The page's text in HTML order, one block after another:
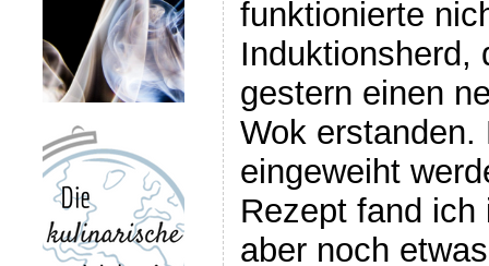
funktionierte
Induktionsherd,
gestern einen
Wok
eingeweiht
Rezept fand
aber noch